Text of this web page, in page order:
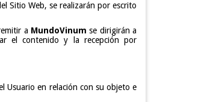
Sitio Web, se realizarán por escrito
a MundoVinum se dirigirán a
el contenido y la recepción por
Usuario en relación con su objeto e